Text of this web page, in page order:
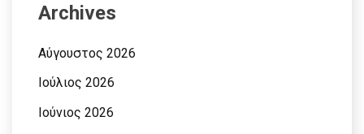
Archives
Αύγουστος 2026
Ιούλιος 2026
Ιούνιος 2026